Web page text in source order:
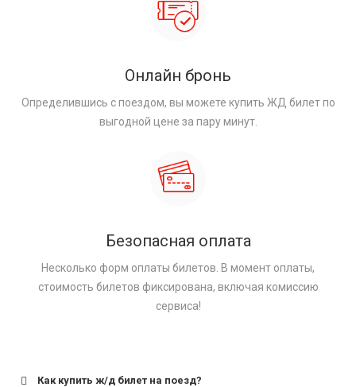
Онлайн бронь
Определившись с поездом, вы можете купить ЖД билет по
выгодной цене за пару минут.
Безопасная оплата
Несколько форм оплаты билетов. В момент оплаты,
стоимость билетов фиксирована, включая комиссию
сервиса!
Как купить ж/д билет на поезд?